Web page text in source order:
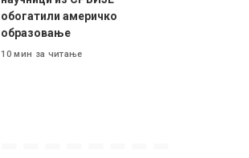
обогатили америчко
образовање
10 мин за читање